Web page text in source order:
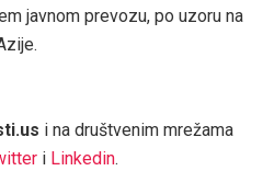
javnom prevozu, po uzoru na
i na društvenim mrežama
i Linkedin.